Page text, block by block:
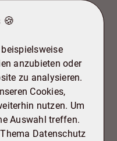
🍪
anzubieten oder
zu analysieren.
Cookies,
nutzen. Um
Auswahl treffen.
Datenschutz